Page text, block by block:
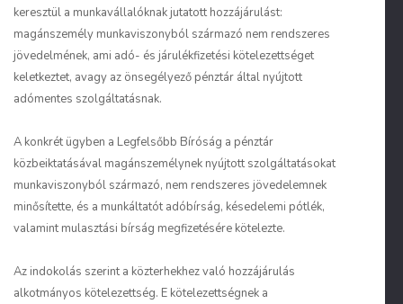
keresztül a munkavállalóknak jutatott hozzájárulást:
magánszemély munkaviszonyból származó nem rendszeres
jövedelmének, ami adó- és járulékfizetési kötelezettséget
keletkeztet, avagy az önsegélyező pénztár által nyújtott
adómentes szolgáltatásnak.
A konkrét ügyben a Legfelsőbb Bíróság a pénztár
közbeiktatásával magánszemélynek nyújtott szolgáltatásokat
munkaviszonyból származó, nem rendszeres jövedelemnek
minősítette, és a munkáltatót adóbírság, késedelemi pótlék,
valamint mulasztási bírság megfizetésére kötelezte.
Az indokolás szerint a közterhekhez való hozzájárulás
alkotmányos kötelezettség. E kötelezettségnek a